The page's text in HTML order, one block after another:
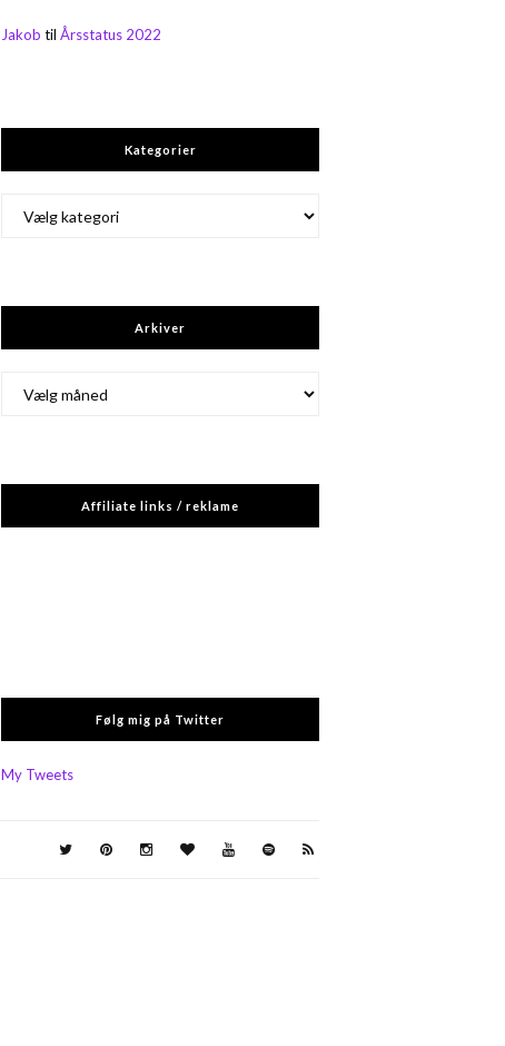
Jakob tilÅrsstatus 2022
Kategorier
Arkiver
Affiliate links / reklame
Følg mig på Twitter
My Tweets